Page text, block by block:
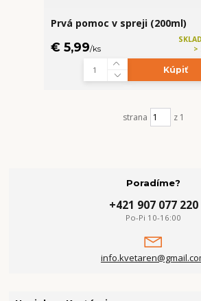
Prvá pomoc v spreji (200ml)
€ 5,99/ks
>
Kúpiť
strana z 1
Poradíme?
+421 907 077 220
Po-Pi 10-16:00